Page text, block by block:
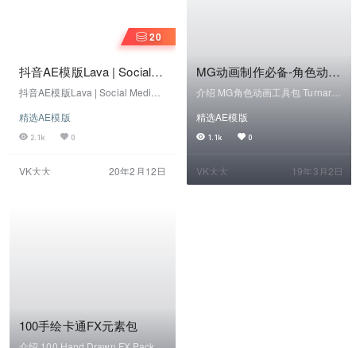
20
抖音AE模版Lava | Social
Media Pack 熔岩 社交媒体
抖音AE模版Lava | Social Media P
用此模板适用于YouTube，Instagr
amAE模版，抖音AE模版、快手A
设计和广播设计，制作动画故事，
海报，片头和开场视频。它专注于
精选AE模版
2.1k 0
VK大大 20年2月12日
MG动画制作必备-角色动画
工具包
介绍 MG角色动画工具包 Turnarou
升级你的动画创意技能和制作元素
资产 切换到8个方向的完整绑定角
作精良的角色动画，它需要很多控
精选AE模版
1.1k 0
VK大大 19年3月2日
100手绘卡通FX元素包